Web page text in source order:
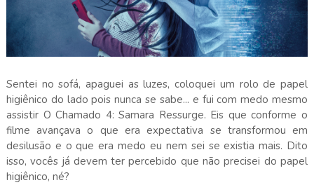
Sentei no sofá, apaguei as luzes, coloquei um rolo de papel
higiênico do lado pois nunca se sabe... e fui com medo mesmo
assistir O Chamado 4: Samara Ressurge. Eis que conforme o
filme avançava o que era expectativa se transformou em
desilusão e o que era medo eu nem sei se existia mais. Dito
isso, vocês já devem ter percebido que não precisei do papel
higiênico, né?